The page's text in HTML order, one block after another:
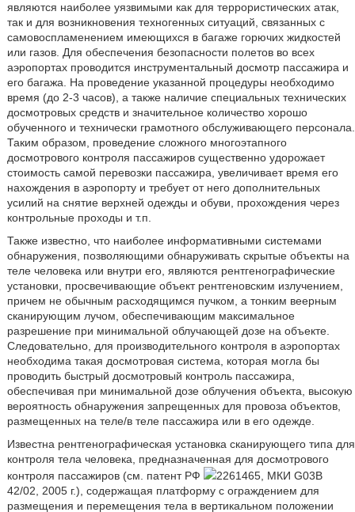
являются наиболее уязвимыми как для террористических атак,
так и для возникновения техногенных ситуаций, связанных с
самовоспламенением имеющихся в багаже горючих жидкостей
или газов. Для обеспечения безопасности полетов во всех
аэропортах проводится инструментальный досмотр пассажира и
его багажа. На проведение указанной процедуры необходимо
время (до 2-3 часов), а также наличие специальных технических
досмотровых средств и значительное количество хорошо
обученного и технически грамотного обслуживающего персонала.
Таким образом, проведение сложного многоэтапного
досмотрового контроля пассажиров существенно удорожает
стоимость самой перевозки пассажира, увеличивает время его
нахождения в аэропорту и требует от него дополнительных
усилий на снятие верхней одежды и обуви, прохождения через
контрольные проходы и т.п.
Также известно, что наиболее информативными системами
обнаружения, позволяющими обнаруживать скрытые объекты на
теле человека или внутри его, являются рентгенографические
установки, просвечивающие объект рентгеновским излучением,
причем не обычным расходящимся пучком, а тонким веерным
сканирующим лучом, обеспечивающим максимальное
разрешение при минимальной облучающей дозе на объекте.
Следовательно, для производительного контроля в аэропортах
необходима такая досмотровая система, которая могла бы
проводить быстрый досмотровый контроль пассажира,
обеспечивая при минимальной дозе облучения объекта, высокую
вероятность обнаружения запрещенных для провоза объектов,
размещенных на теле/в теле пассажира или в его одежде.
Известна рентгенографическая установка сканирующего типа для
контроля тела человека, предназначенная для досмотрового
контроля пассажиров (см. патент РФ
2261465, МКИ G03B
42/02, 2005 г.), содержащая платформу с ограждением для
размещения и перемещения тела в вертикальном положении